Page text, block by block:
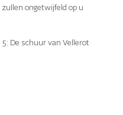
ongetwijfeld op u
5: De schuur van Vellerot